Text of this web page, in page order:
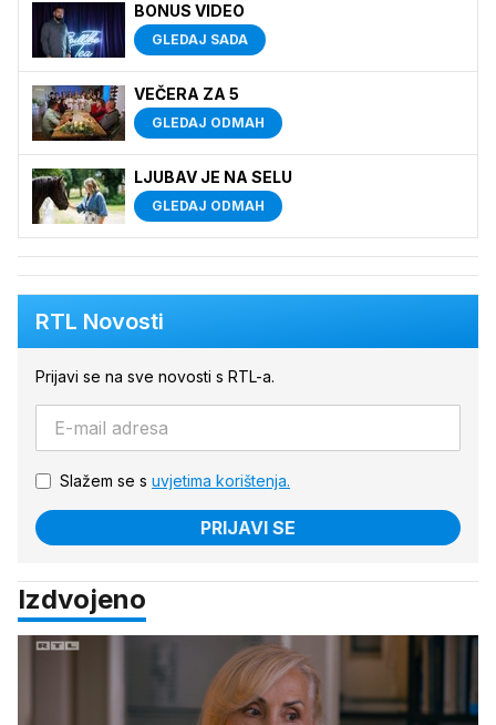
BONUS VIDEO
GLEDAJ SADA
VEČERA ZA 5
GLEDAJ ODMAH
LJUBAV JE NA SELU
GLEDAJ ODMAH
RTL Novosti
Prijavi se na sve novosti s RTL-a.
Slažem se s uvjetima korištenja.
PRIJAVI SE
Izdvojeno